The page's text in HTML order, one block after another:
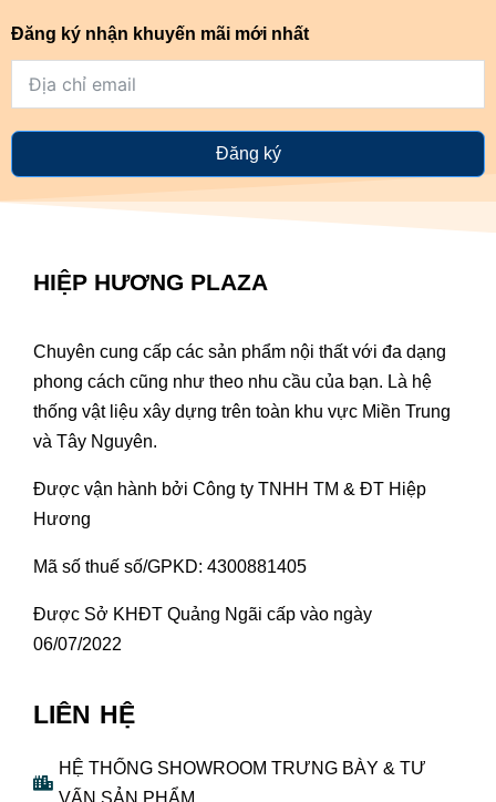
Đăng ký nhận khuyến mãi mới nhất
Đăng ký
HIỆP HƯƠNG PLAZA
Chuyên cung cấp các sản phẩm nội thất với đa dạng
phong cách cũng như theo nhu cầu của bạn. Là hệ
thống vật liệu xây dựng trên toàn khu vực Miền Trung
và Tây Nguyên.
Được vận hành bởi Công ty TNHH TM & ĐT Hiệp
Hương
Mã số thuế số/GPKD: 4300881405
Được Sở KHĐT Quảng Ngãi cấp vào ngày
06/07/2022
LIÊN HỆ
HỆ THỐNG SHOWROOM TRƯNG BÀY & TƯ
VẤN SẢN PHẨM